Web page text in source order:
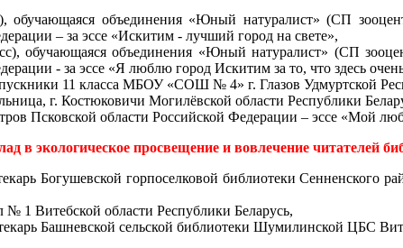
обучающаяся объединения «Юный натуралист» (СП
– за эссе «Искитим - лучший город на свете»,
обучающаяся объединения «Юный натуралист» (СП
- за эссе «Я люблю город Искитим за то, что здесь
11 класса МБОУ «СОШ № 4» г. Глазов Удмуртской
г. Костюковичи Могилёвской области Республики
Псковской области Российской Федерации – эссе «Мой
экологическое просвещение и вовлечение читателей
Богушевской горпоселковой библиотеки Сенненского
№ 1 Витебской области Республики Беларусь,
Башневской сельской библиотеки Шумилинской ЦБС